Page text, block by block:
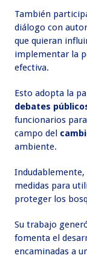
También
diálogo con
que quieran
implementar la
efectiva.
Esto adopta la
debates
funcionarios
campo del
ambiente.
medidas para
proteger los
Su trabajo
fomenta el
encaminadas a